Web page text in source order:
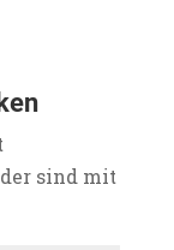
sind mit